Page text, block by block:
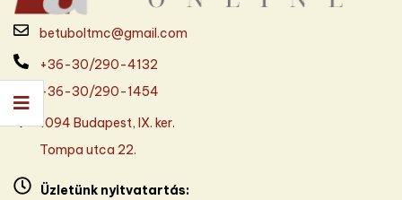
betuboltmc@gmail.com
+36-30/290-4132
+36-30/290-1454
1094 Budapest, IX. ker.
Tompa utca 22.
Üzletünk nyitvatartás: